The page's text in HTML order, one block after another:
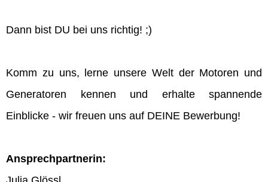
Dann bist DU bei uns richtig! ;)
Komm zu uns, lerne unsere Welt der Motoren und
Generatoren kennen und erhalte spannende
Einblicke - wir freuen uns auf DEINE Bewerbung!
Ansprechpartnerin: